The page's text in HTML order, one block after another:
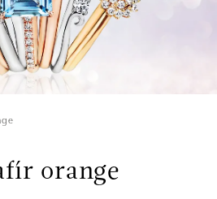
orange